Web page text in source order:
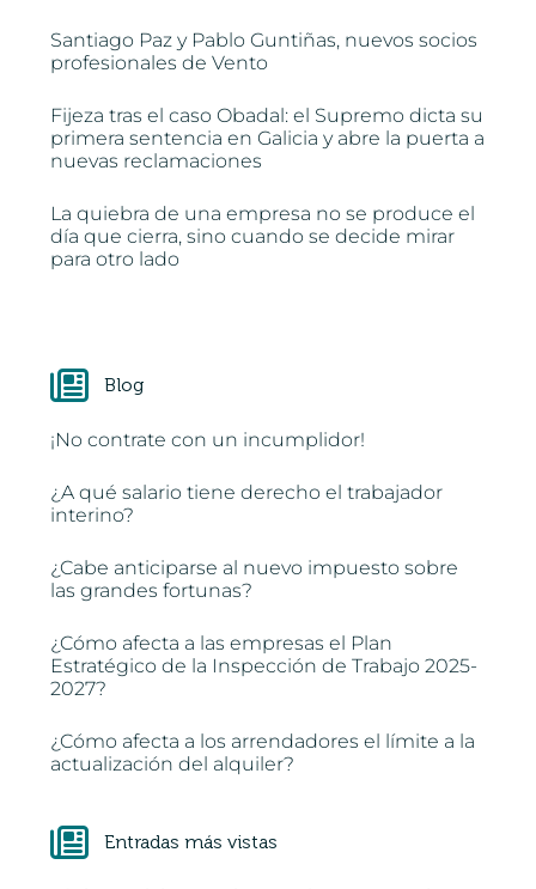
Santiago Paz y Pablo Guntiñas, nuevos socios
profesionales de Vento
Fijeza tras el caso Obadal: el Supremo dicta su
primera sentencia en Galicia y abre la puerta a
nuevas reclamaciones
La quiebra de una empresa no se produce el
día que cierra, sino cuando se decide mirar
para otro lado
Blog
¡No contrate con un incumplidor!
¿A qué salario tiene derecho el trabajador
interino?
¿Cabe anticiparse al nuevo impuesto sobre
las grandes fortunas?
¿Cómo afecta a las empresas el Plan
Estratégico de la Inspección de Trabajo 2025-
2027?
¿Cómo afecta a los arrendadores el límite a la
actualización del alquiler?
Entradas más vistas